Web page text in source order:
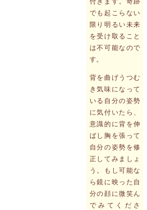
でも起こらない
限り明るい未来
を受け取ること
は不可能なので
す。
背を曲げうつむ
き気味になって
いる自分の姿勢
に気付いたら、
意識的に背を伸
ばし胸を張って
自分の姿勢を修
正してみましょ
う。もし可能な
ら鏡に映った自
分の顔に微笑ん
でみてくださ